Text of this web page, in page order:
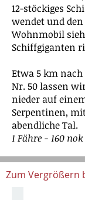
12-stöckiges
wendet und
Wohnmobil
Schiffgiganten
Etwa 5 km
Nr. 50 lassen
nieder auf
Serpentinen,
abendliche Tal.
1 Fähre - 160 nok
Zum Vergrößern